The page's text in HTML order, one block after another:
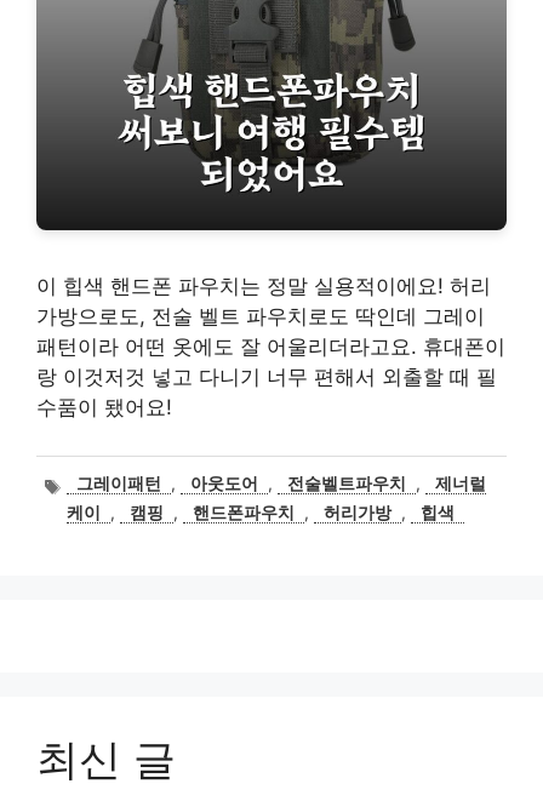
이 힙색 핸드폰 파우치는 정말 실용적이에요! 허리
가방으로도, 전술 벨트 파우치로도 딱인데 그레이
패턴이라 어떤 옷에도 잘 어울리더라고요. 휴대폰이
랑 이것저것 넣고 다니기 너무 편해서 외출할 때 필
수품이 됐어요!
태
그
그레이패턴 , 아웃도어 , 전술벨트파우치 ,
제너럴
케이
, 캠핑 , 핸드폰파우치 , 허리가방 , 힙색
최신 글